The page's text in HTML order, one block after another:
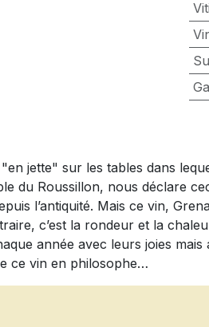
jette" sur les tables dans
du Roussillon, nous déclare
l’antiquité. Mais ce vin,
c’est la rondeur et la
année avec leurs joies
ce vin en philosophe…